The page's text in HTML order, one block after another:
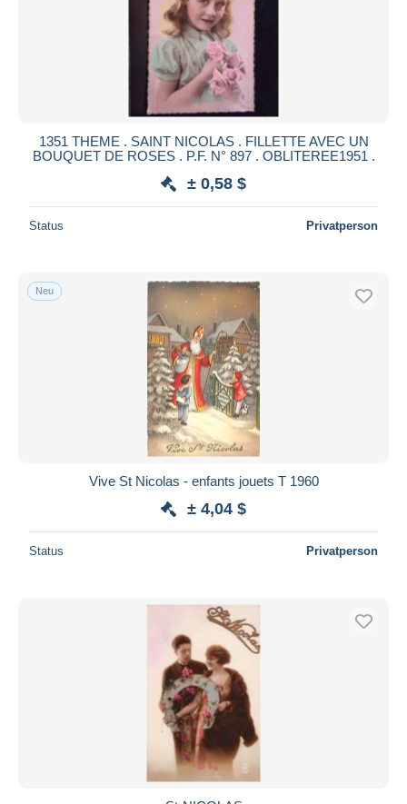
1351 THEME . SAINT NICOLAS . FILLETTE AVEC UN
BOUQUET DE ROSES . P.F. N° 897 . OBLITEREE1951 .
± 0,58 $
Status Privatperson
Neu
Vive St Nicolas - enfants jouets T 1960
± 4,04 $
Status Privatperson